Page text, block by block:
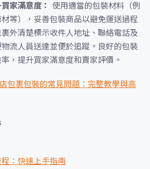
家滿意度： 使用適當的包裝材料（例
等），妥善包裝商品以避免運送過程
外清楚標示收件人地址、聯絡電話及
流人員送達並便於追蹤。良好的包裝
，提升買家滿意度和賣家評價。
包裹包裝的常見問題：完整教學與高
：快速上手指南